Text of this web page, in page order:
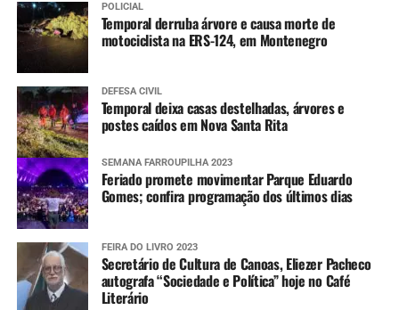
POLICIAL
Temporal derruba árvore e causa morte de
motociclista na ERS-124, em Montenegro
DEFESA CIVIL
Temporal deixa casas destelhadas, árvores e
postes caídos em Nova Santa Rita
SEMANA FARROUPILHA 2023
Feriado promete movimentar Parque Eduardo
Gomes; confira programação dos últimos dias
FEIRA DO LIVRO 2023
Secretário de Cultura de Canoas, Eliezer Pacheco
autografa “Sociedade e Política” hoje no Café
Literário